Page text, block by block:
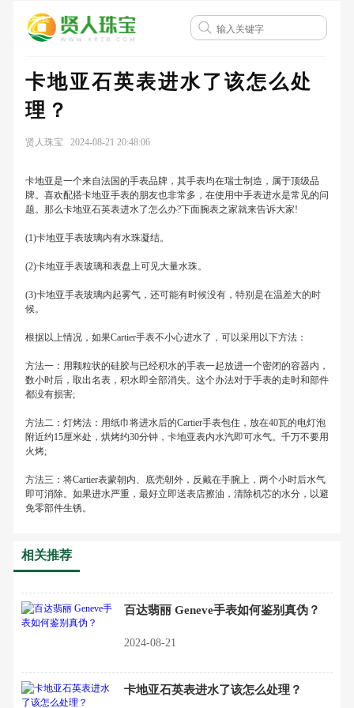
卡地亚石英表进水了该怎么处
理？
贤人珠宝 2024-08-21 20:48:06
卡地亚是一个来自法国的手表品牌，其手表均在瑞士制造，属于顶级品
牌。喜欢配搭卡地亚手表的朋友也非常多，在使用中手表进水是常见的问
题。那么卡地亚石英表进水了怎么办?下面腕表之家就来告诉大家!
(1)卡地亚手表玻璃内有水珠凝结。
(2)卡地亚手表玻璃和表盘上可见大量水珠。
(3)卡地亚手表玻璃内起雾气，还可能有时候没有，特别是在温差大的时
候。
根据以上情况，如果Cartier手表不小心进水了，可以采用以下方法：
方法一：用颗粒状的硅胶与已经积水的手表一起放进一个密闭的容器内，
数小时后，取出名表，积水即全部消失。这个办法对于手表的走时和部件
都没有损害;
方法二：灯烤法：用纸巾将进水后的Cartier手表包住，放在40瓦的电灯泡
附近约15厘米处，烘烤约30分钟，卡地亚表内水汽即可水气。千万不要用
火烤;
方法三：将Cartier表蒙朝内、底壳朝外，反戴在手腕上，两个小时后水气
即可消除。如果进水严重，最好立即送表店擦油，清除机芯的水分，以避
免零部件生锈。
相关推荐
百达翡丽 Geneve手表如何鉴别真伪？
2024-08-21
卡地亚石英表进水了该怎么处理？